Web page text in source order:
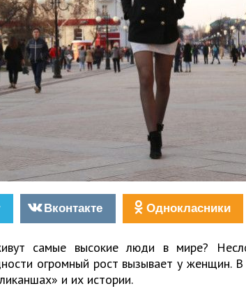
Вконтакте Однокласники
самые высокие люди в мире?
огромный рост вызывает у женщин. В
и их истории.